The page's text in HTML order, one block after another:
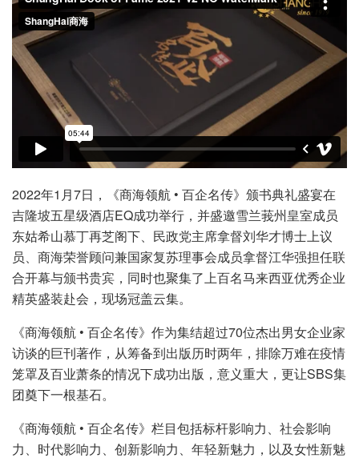
2022年1月7日，《商海领航 • 百企名传》颁书典礼盛宴在
吉隆坡五星级酒店EQ成功举行，并盛邀雪兰莪州皇室成员
东姑希山慕丁再芝阁下、民政党主席拿督刘华才博士上议
员、商海荣誉顾问兼国家复苏理事会成员拿督江华强担任联
合开幕与颁书贵宾，同时也聚集了上百名马来西亚优秀企业
精英盛装赴会，现场冠盖云集。
《商海领航 • 百企名传》作为集结超过70位杰出男女企业家
访谈的巨刊著作，从筹备到出版历时两年，排除万难在疫情
笼罩及百业萧条的情况下成功出版，意义重大，更让SBS集
团奠下一根基石。
《商海领航 • 百企名传》栏目包括标杆影响力、社会影响
力、时代影响力、创新影响力、年轻新魅力，以及女性新魅